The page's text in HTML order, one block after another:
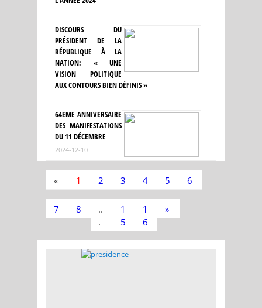
DISCOURS DU
PRÉSIDENT DE LA
RÉPUBLIQUE À LA
NATION: « UNE
VISION POLITIQUE
AUX CONTOURS BIEN DÉFINIS »
64EME ANNIVERSAIRE
DES MANIFESTATIONS
DU 11 DÉCEMBRE
2024-12-10
« 1 2 3 4 5 6
7 8
..
.
1
5
1
6
»